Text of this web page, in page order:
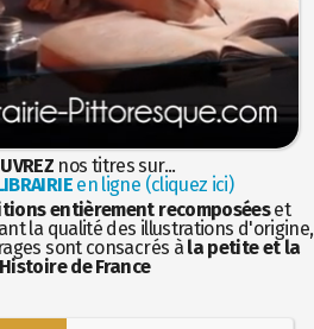
nos titres sur...
en ligne (cliquez ici)
entièrement recomposéeset
la qualité des illustrations d'origine,
sont consacrés à la petite et la
de France